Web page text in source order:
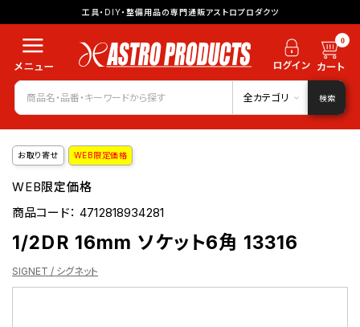
工具・DIY・整備用品の専門通販アストロプロダクツ
0
全カテゴリ 検索
お取り寄せ WEB限定価格
WEB限定価格
商品コード：4712818934281
1/2DR 16mm ソケット6角 13316
SIGNET / シグネット